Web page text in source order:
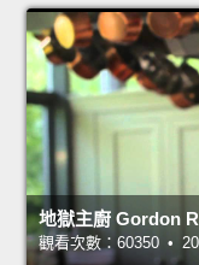
地獄主廚 Gordon
觀看次數：60350 •